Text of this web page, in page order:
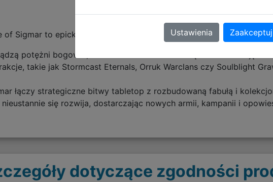
of Sigmar to epickie uniwersum fantasy stworzone przez Games
potężni bogowie, bohaterowie i armie walczące o dominację
takie jak Stormcast Eternals, Orruk Warclans czy Soulblight
łączy strategiczne bitwy tabletop z rozbudowaną fabułą i
nieustannie się rozwija, dostarczając nowych armii, kampanii i
dotyczące zgodności
Ustawienia